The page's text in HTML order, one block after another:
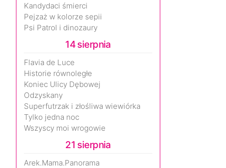
Kandydaci śmierci
Pejzaż w kolorze sepii
Psi Patrol i dinozaury
14 sierpnia
Flavia de Luce
Historie równoległe
Koniec Ulicy Dębowej
Odzyskany
Superfutrzak i złośliwa wiewiórka
Tylko jedna noc
Wszyscy moi wrogowie
21 sierpnia
Arek.Mama.Panorama